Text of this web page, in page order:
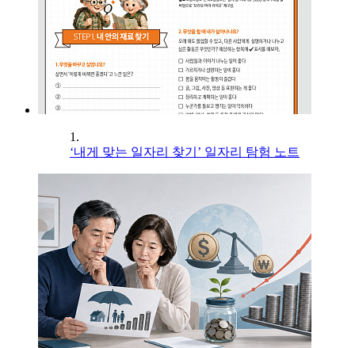
1.
‘내게 맞는 일자리 찾기’ 일자리 탐험 노트